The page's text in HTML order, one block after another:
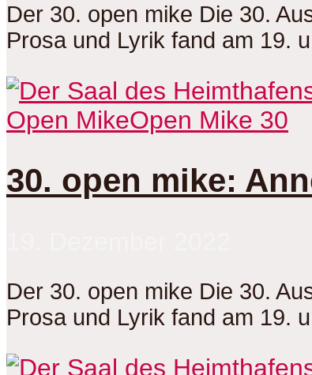
Der 30. open mike Die 30.
Prosa und Lyrik fand am 19.
Open MikeOpen Mike 30
30. open mike:
Der 30. open mike Die 30.
Prosa und Lyrik fand am 19.